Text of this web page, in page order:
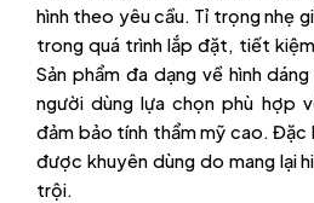
hình theo yêu cầu. Tỉ trọng nhẹ
trong quá trình lắp đặt, tiết
Sản phẩm đa dạng về hình
người dùng lựa chọn phù hợp
đảm bảo tính thẩm mỹ cao. Đặc
được khuyên dùng do mang lại
trội.